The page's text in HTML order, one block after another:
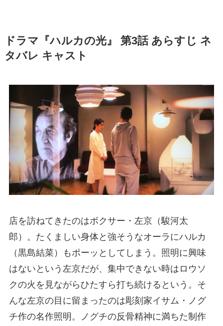
ドラマ『ハルカの光』 第3話 あらすじ ネ
タバレ キャスト
店を訪ねてきたのはボクサー・左京（駿河太
郎）。たくましい身体と強そうなオーラにハルカ
（黒島結菜）もポーッとしてしまう。照明に興味
はないという左京だが、集中できない時はロウソ
クの火を見ながらひたすら打ち続けるという。そ
んな左京の目に留まったのは彫刻家イサム・ノグ
チ作の名作照明。ノグチの反骨精神に満ちた制作